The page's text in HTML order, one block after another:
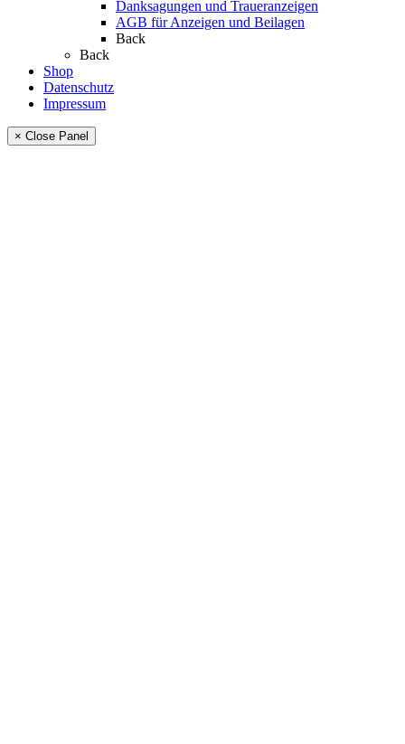
Danksagungen und Traueranzeigen
AGB für Anzeigen und Beilagen
Back
Back
Shop
Datenschutz
Impressum
× Close Panel